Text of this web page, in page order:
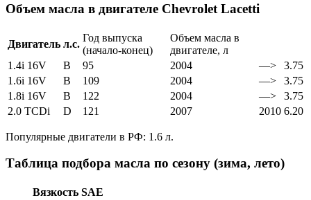
Объем масла в двигателе Chevrolet Lacetti
Двигатель л.с.
Год выпуска
(начало-конец)
Объем масла в
двигателе, л
1.4i 16V
B 95 2004 —>
3.75
1.6i 16V
B 109 2004 —>
3.75
1.8i 16V
B 122 2004 —>
3.75
2.0 TCDi
D 121 2007 2010 6.20
Популярные двигатели в РФ: 1.6 л.
Таблица подбора масла по сезону (зима, лето)
Вязкость SAE